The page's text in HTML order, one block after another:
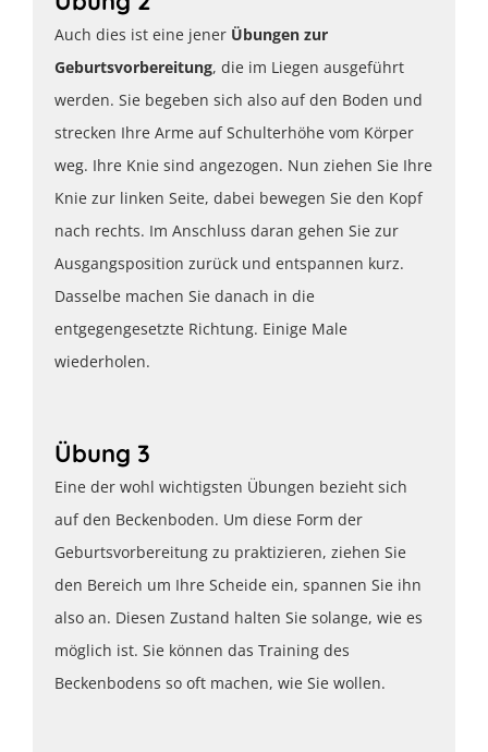
Auch dies ist eine jener Übungen zur
Geburtsvorbereitung, die im Liegen ausgeführt
werden. Sie begeben sich also auf den Boden und
strecken Ihre Arme auf Schulterhöhe vom Körper
weg. Ihre Knie sind angezogen. Nun ziehen Sie Ihre
Knie zur linken Seite, dabei bewegen Sie den Kopf
nach rechts. Im Anschluss daran gehen Sie zur
Ausgangsposition zurück und entspannen kurz.
Dasselbe machen Sie danach in die
entgegengesetzte Richtung. Einige Male
wiederholen.
Übung 3
Eine der wohl wichtigsten Übungen bezieht sich
auf den Beckenboden. Um diese Form der
Geburtsvorbereitung zu praktizieren, ziehen Sie
den Bereich um Ihre Scheide ein, spannen Sie ihn
also an. Diesen Zustand halten Sie solange, wie es
möglich ist. Sie können das Training des
Beckenbodens so oft machen, wie Sie wollen.